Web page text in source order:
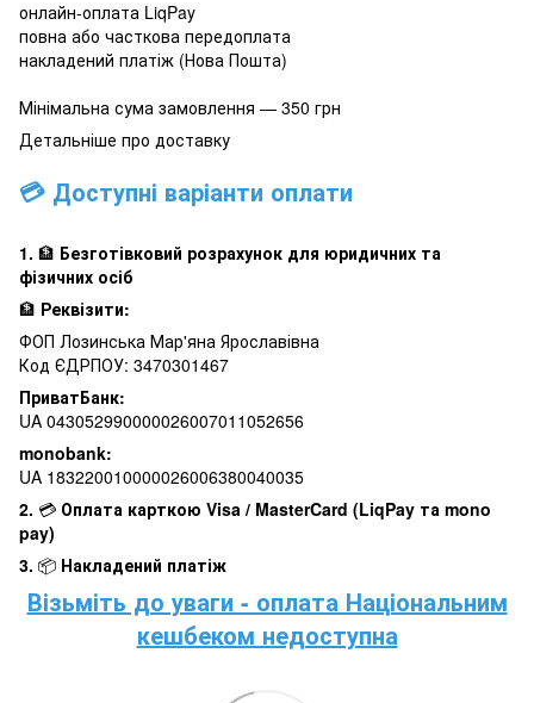
онлайн-оплата LiqPay
повна або часткова передоплата
накладений платіж (Нова Пошта)
Мінімальна сума замовлення — 350 грн
Детальніше про доставку
💳 Доступні варіанти оплати
1. 🏦 Безготівковий розрахунок для юридичних та
фізичних осіб
🏦 Реквізити:
ФОП Лозинська Мар'яна Ярославівна
Код ЄДРПОУ: 3470301467
ПриватБанк:
UA 043052990000026007011052656
monobank:
UA 183220010000026006380040035
2. 💳 Оплата карткою Visa / MasterCard (LiqPay та mono
pay)
3. 📦 Накладений платіж
Візьміть до уваги - оплата Національним
кешбеком недоступна